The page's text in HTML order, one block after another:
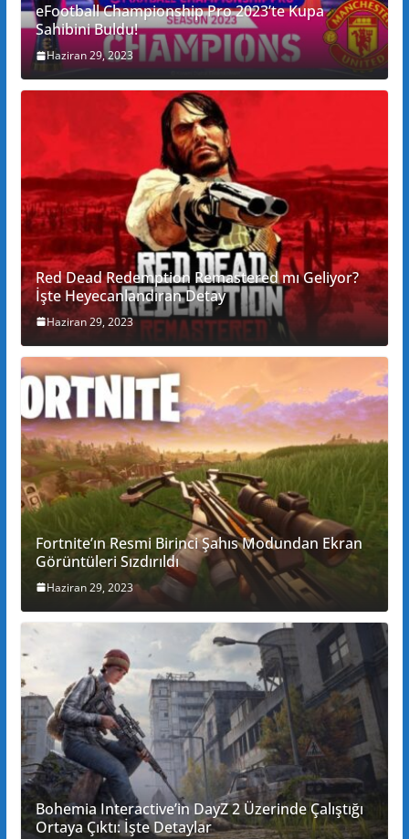
eFootball Championship Pro 2023’te Kupa
Sahibini Buldu!
Haziran 29, 2023
Red Dead Redemption Remastered mı Geliyor?
İşte Heyecanlandıran Detay
Haziran 29, 2023
Fortnite’ın Resmi Birinci Şahıs Modundan Ekran
Görüntüleri Sızdırıldı
Haziran 29, 2023
Bohemia Interactive’in DayZ 2 Üzerinde Çalıştığı
Ortaya Çıktı: İşte Detaylar